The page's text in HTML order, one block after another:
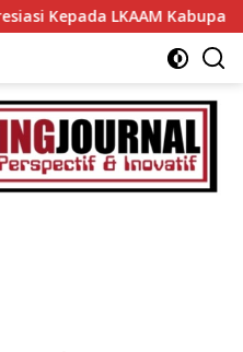
LKAAM Kabupaten Tanah